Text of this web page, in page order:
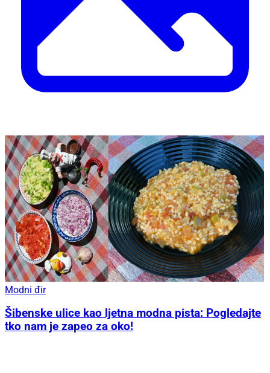
Modni đir
Šibenske ulice kao ljetna modna pista: Pogledajte
tko nam je zapeo za oko!